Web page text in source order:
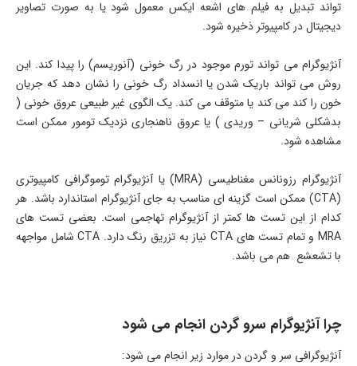
تواند تبدیل به فیلم های اشعه ایکس معمول شود یا به صورت تصاویر
دیجیتال در کامپیوتر ذخیره شود.
آنژیوگرام می تواند تورم موجود در رگ خونی (آنوریسم) را پیدا کند. این
روش می تواند باریک شدن یا انسداد رگ خونی را نشان دهد که جریان
خون را کند می کند یا متوقف می کند. یک الگوی غیر طبیعی عروق خونی (
بدشکلی شریانی – وریدی ) یا عروق ناهنجاری نزدیک تومور ممکن است
مشاهده شود.
آنژیوگرام رزونانس مغناطیسی (MRA) یا آنژیوگرام توموگرافی کامپیوتری
(CTA) ممکن است گزینه ای مناسب به جای آنژیوگرام استاندارد باشد. هر
کدام از این تست ها کمتر از آنژیوگرام تهاجمی است. بعضی تست های
MRA و تمام تست های CTA نیاز به تزریق رنگ دارد. CTA شامل مواجهه
با تشعشع هم می باشد.
چرا آنژیوگرام سرو گردن انجام می شود
آنژیوگرافی سر و گردن در موارد زیر انجام می شود: